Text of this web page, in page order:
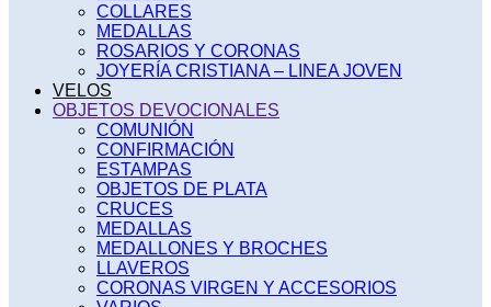
COLLARES
MEDALLAS
ROSARIOS Y CORONAS
JOYERÍA CRISTIANA – LINEA JOVEN
VELOS
OBJETOS DEVOCIONALES
COMUNIÓN
CONFIRMACIÓN
ESTAMPAS
OBJETOS DE PLATA
CRUCES
MEDALLAS
MEDALLONES Y BROCHES
LLAVEROS
CORONAS VIRGEN Y ACCESORIOS